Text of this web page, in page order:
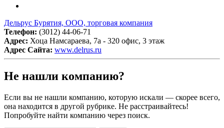
Дельрус Бурятия, ООО, торговая компания
Телефон: (3012) 44-06-71
Адрес: Хоца Намсараева, 7а - 320 офис, 3 этаж
Адрес Сайта: www.delrus.ru
Не нашли компанию?
Если вы не нашли компанию, которую искали — скорее всего,
она находится в другой рубрике. Не расстраивайтесь!
Попробуйте найти компанию через поиск.